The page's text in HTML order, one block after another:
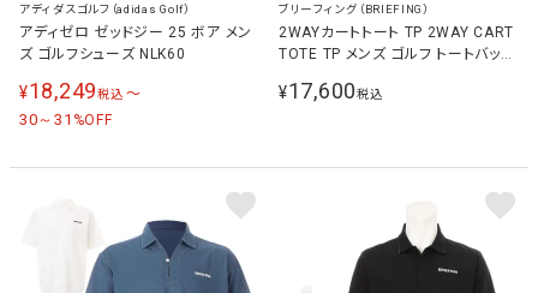
アディダスゴルフ（adidas Golf）
アディゼロ ゼッドジー 25 ボア メン
ズ ゴルフシューズ NLK60
¥18,249税込 〜
30～31 %OFF
ブリーフィング（BRIEFING）
2WAYカートトート TP 2WAY CART
TOTE TP メンズ ゴルフ トートバッグ
¥17,600税込